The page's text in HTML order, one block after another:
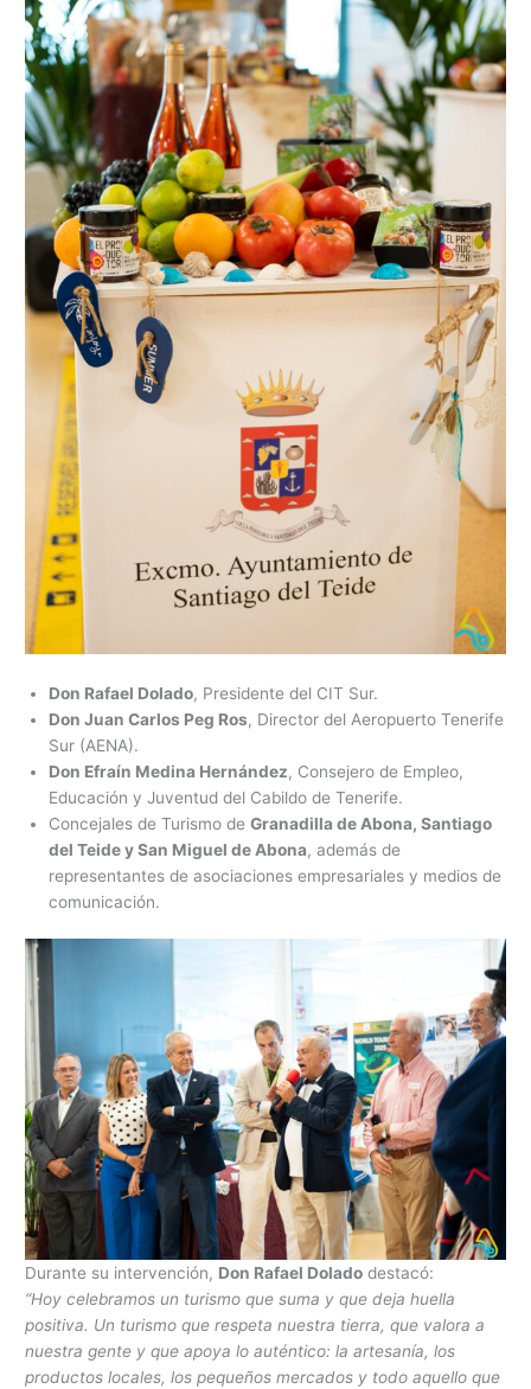
Don Rafael Dolado, Presidente del CIT Sur.
Don Juan Carlos Peg Ros, Director del Aeropuerto Tenerife
Sur (AENA).
Don Efraín Medina Hernández, Consejero de Empleo,
Educación y Juventud del Cabildo de Tenerife.
Concejales de Turismo deGranadilla de Abona, Santiago
del Teide y San Miguel de Abona, además de
representantes de asociaciones empresariales y medios de
comunicación.
Durante su intervención, Don Rafael Dolado destacó:
“Hoy celebramos un turismo que suma y que deja huella
positiva. Un turismo que respeta nuestra tierra, que valora a
nuestra gente y que apoya lo auténtico: la artesanía, los
productos locales, los pequeños mercados y todo aquello que